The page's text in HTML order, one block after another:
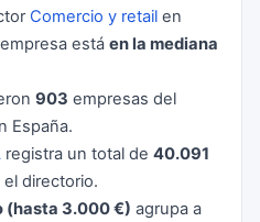
Comercio y retail en
está en la mediana
903 empresas del
España.
registra un total de 40.091
directorio.
(hasta 3.000 €) agrupa a